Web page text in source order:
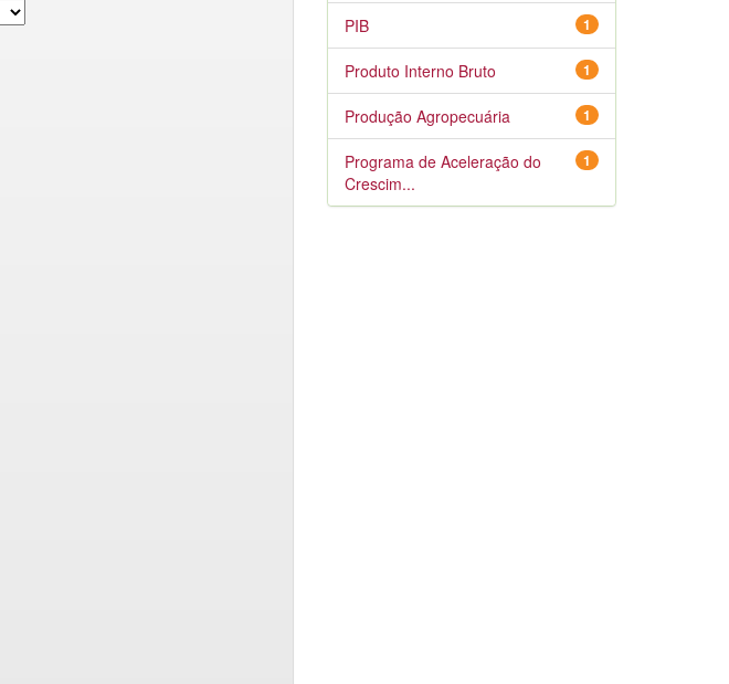
1
PIB
1
Produto Interno Bruto
1
Produção Agropecuária
1
Programa de Aceleração do
Crescim...